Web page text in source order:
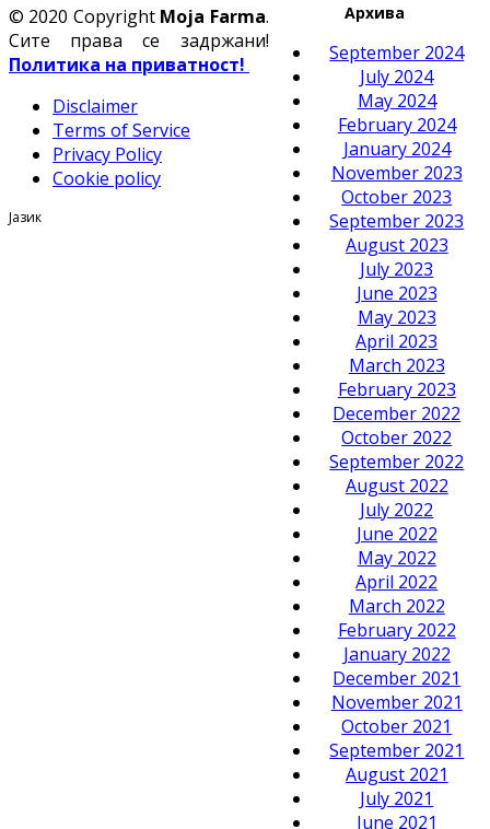
Архива
September 2024
July 2024
May 2024
February 2024
January 2024
November 2023
October 2023
September 2023
August 2023
July 2023
June 2023
May 2023
April 2023
March 2023
February 2023
December 2022
October 2022
September 2022
August 2022
July 2022
June 2022
May 2022
April 2022
March 2022
February 2022
January 2022
December 2021
November 2021
October 2021
September 2021
August 2021
July 2021
June 2021
© 2020 Copyright Moja Farma.
Сите права се задржани!
Политика на приватност!
Disclaimer
Terms of Service
Privacy Policy
Cookie policy
Јазик